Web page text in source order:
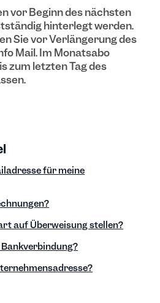
vor Beginn des nächsten
hinterlegt werden.
Sie vor Verlängerung des
Mail. Im Monatsabo
zum letzten Tag des
für meine
auf Überweisung stellen?